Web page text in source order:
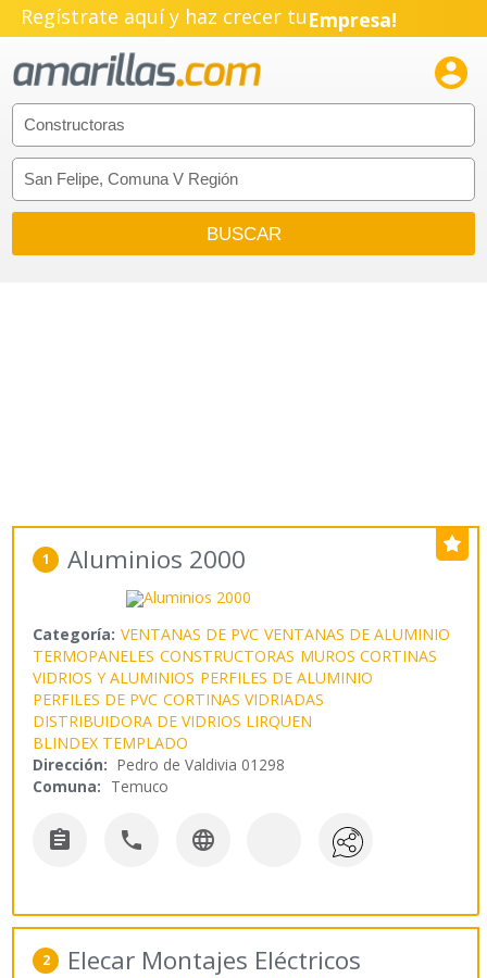
Regístrate aquí y haz crecer tuEmpresa!
Pyme!
Emprendimiento!

1 Aluminios 2000
Categoría: VENTANAS DE PVC VENTANAS DE ALUMINIO
TERMOPANELES CONSTRUCTORAS MUROS CORTINAS
VIDRIOS Y ALUMINIOS PERFILES DE ALUMINIO
PERFILES DE PVC CORTINAS VIDRIADAS
DISTRIBUIDORA DE VIDRIOS LIRQUEN
BLINDEX TEMPLADO
Dirección: Pedro de Valdivia 01298
Comuna: Temuco
  
2 Elecar Montajes Eléctricos